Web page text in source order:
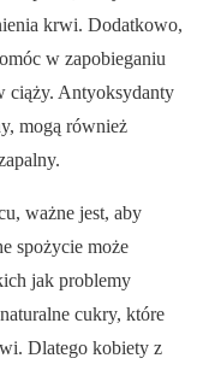
krwi. Dodatkowo,
w zapobieganiu
ciąży. Antyoksydanty
mogą również
ważne jest, aby
spożycie może
jak problemy
cukry, które
Dlatego kobiety z